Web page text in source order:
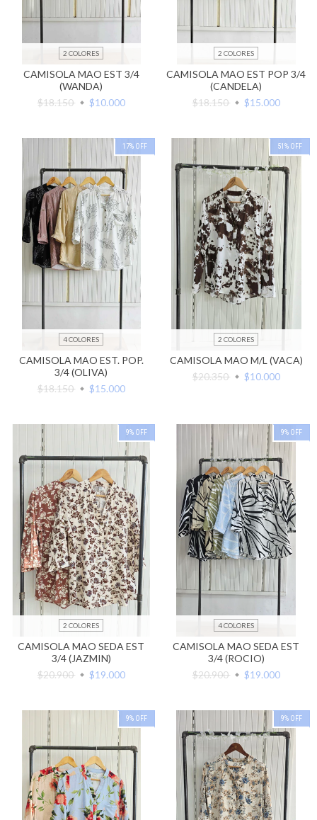
2 COLORES
CAMISOLA MAO EST 3/4
(WANDA)
$18.150
$10.000
2 COLORES
CAMISOLA MAO EST POP 3/4
(CANDELA)
$18.150
$15.000
17% OFF
4 COLORES
CAMISOLA MAO EST. POP.
3/4 (OLIVA)
$18.150
$15.000
51 % OFF
2 COLORES
CAMISOLA MAO M/L (VACA)
$20.350
$10.000
9% OFF
2 COLORES
CAMISOLA MAO SEDA EST
3/4 (JAZMIN)
$20.900
$19.000
9% OFF
4 COLORES
CAMISOLA MAO SEDA EST
3/4 (ROCIO)
$20.900
$19.000
9% OFF 9% OFF